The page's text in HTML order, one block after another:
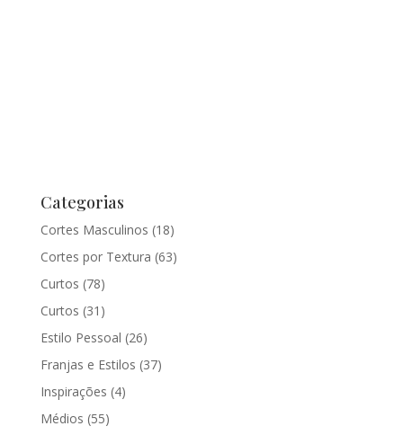
Categorias
Cortes Masculinos (18)
Cortes por Textura (63)
Curtos (78)
Curtos (31)
Estilo Pessoal (26)
Franjas e Estilos (37)
Inspirações (4)
Médios (55)